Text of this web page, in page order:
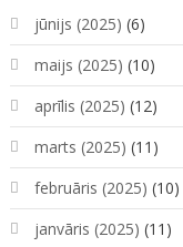
jūnijs (2025) (6)
maijs (2025) (10)
aprīlis (2025) (12)
marts (2025) (11)
februāris (2025) (10)
janvāris (2025) (11)